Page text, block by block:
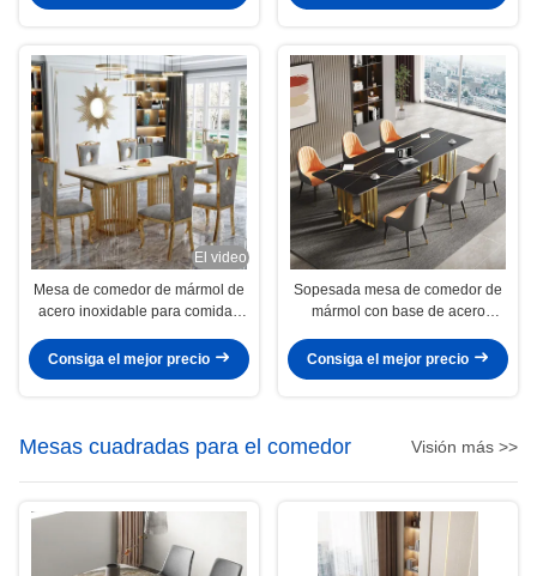
El video
Mesa de comedor de mármol de
acero inoxidable para comidas
Consiga el mejor precio
Sopesada mesa de comedor de
mármol con base de acero
Consiga el mejor precio
Mesas cuadradas para el comedor Visión más >>